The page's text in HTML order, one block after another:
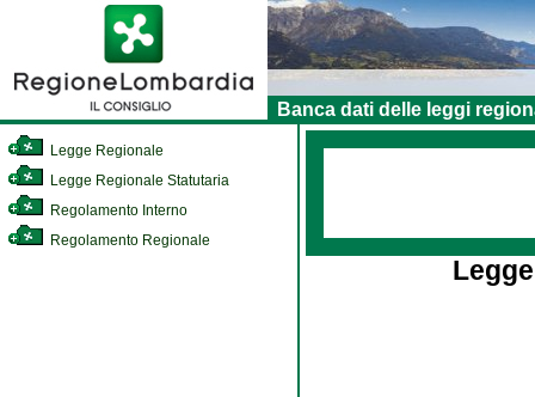
Banca dati delle leggi
Legge Regionale
Legge Regionale Statutaria
Regolamento Interno
Regolamento Regionale